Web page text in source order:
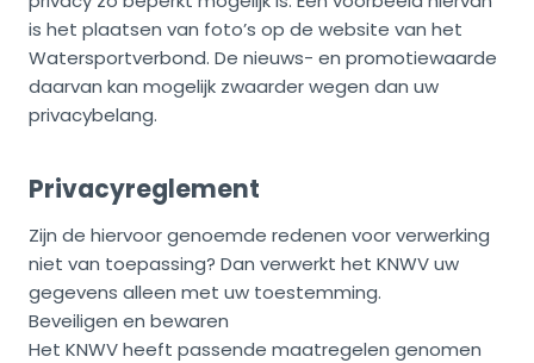
is het plaatsen van foto’s op de website van het
Watersportverbond. De nieuws- en promotiewaarde
daarvan kan mogelijk zwaarder wegen dan uw
privacybelang.
Privacyreglement
Zijn de hiervoor genoemde redenen voor verwerking
niet van toepassing? Dan verwerkt het KNWV uw
gegevens alleen met uw toestemming.
Beveiligen en bewaren
Het KNWV heeft passende maatregelen genomen